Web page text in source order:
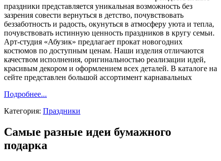
праздники представляется уникальная возможность без
зазрения совести вернуться в детство, почувствовать
беззаботность и радость, окунуться в атмосферу уюта и тепла,
почувствовать истинную ценность праздников в кругу семьи.
Арт-студия «Абузик» предлагает прокат новогодних
костюмов по доступным ценам. Наши изделия отличаются
качеством исполнения, оригинальностью реализации идей,
красивым декором и оформлением всех деталей. В каталоге на
сейте представлен большой ассортимент карнавальных
Подробнее...
Категория: Праздники
Самые разные идеи бумажного
подарка